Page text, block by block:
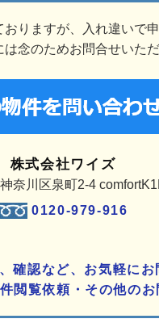
りますが、入れ違いで
念のためお問合せいた
株式会社ワイズ
奈川区泉町2-4
0120-979-916
確認など、お気軽にお
閲覧依頼・その他のお